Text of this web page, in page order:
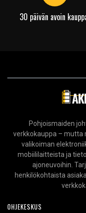
30 päivän avoin
Pohjoismaiden
verkkokauppa – mutta
valikoiman
mobiililaitteista ja
ajoneuvoihin.
henkilökohtaista
OHJEKESKUS